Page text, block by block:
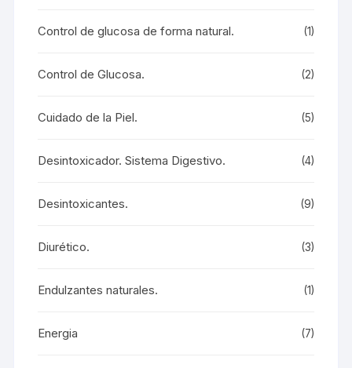
Control de glucosa de forma natural. (1)
Control de Glucosa. (2)
Cuidado de la Piel. (5)
Desintoxicador. Sistema Digestivo. (4)
Desintoxicantes. (9)
Diurético. (3)
Endulzantes naturales. (1)
Energia (7)